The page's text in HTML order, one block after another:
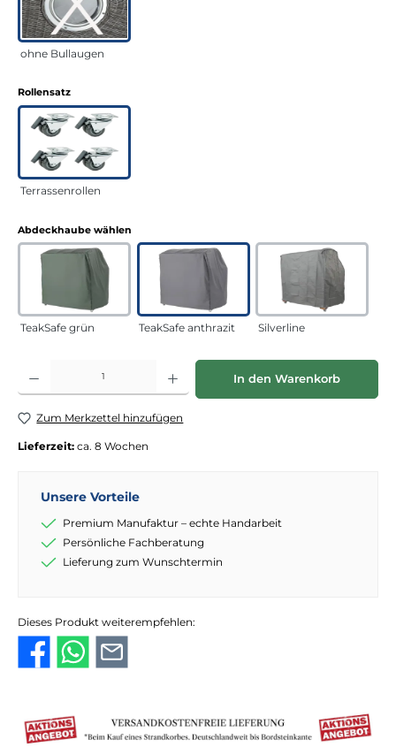
ohne Bullaugen
Rollensatzauswählen
Terrassenrollen
Abdeckhaube wählen
TeakSafe grün TeakSafe anthrazit Silverline
Produkt Anzahl: Gib den gewünschten Wert ein oder benutze die
In den Warenkorb
Zum Merkzettel hinzufügen
Lieferzeit: ca. 8 Wochen
Unsere Vorteile
Premium Manufaktur – echte Handarbeit
Persönliche Fachberatung
Lieferung zum Wunschtermin
Dieses Produkt weiterempfehlen: